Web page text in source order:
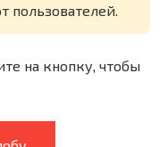
пользователей.
на кнопку, чтобы